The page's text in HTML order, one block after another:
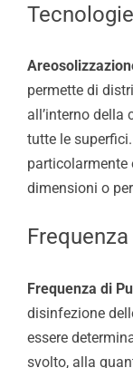
permette di
all’interno
tutte le
particolarmente
dimensioni o
Frequenza di
disinfezione
essere
svolto, alla